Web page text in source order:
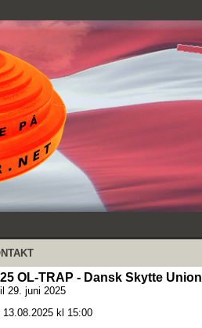
OL-TRAP - Dansk Skytte Union
29. juni 2025
13.08.2025 kl 15:00